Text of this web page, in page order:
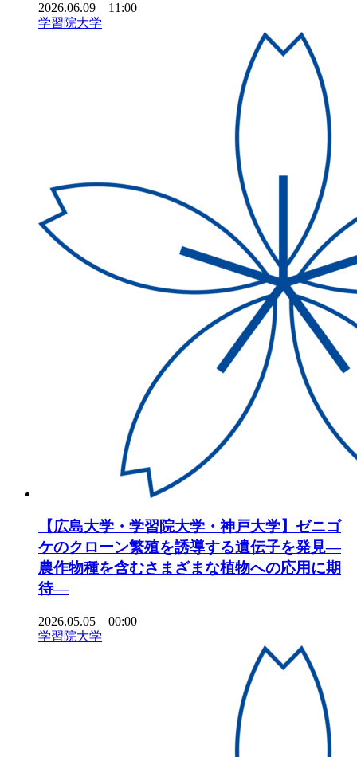
2026.06.09 11:00
学習院大学
【広島大学・学習院大学・神戸大学】ゼニゴ
ケのクローン繁殖を誘導する遺伝子を発見―
農作物種を含むさまざまな植物への応用に期
待―
2026.05.05 00:00
学習院大学